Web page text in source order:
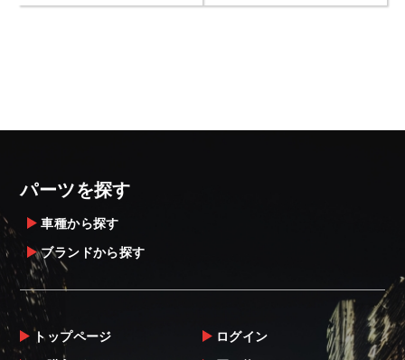
パーツを探す
車種から探す
ブランドから探す
トップページ
ログイン